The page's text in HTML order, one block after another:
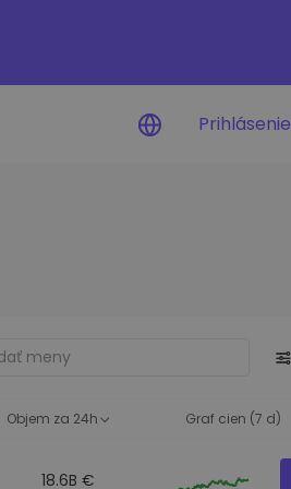
príležitosti
pre optimálny
Prihlásenie
Objem za 24h Graf cien (7 d)
18.6B €